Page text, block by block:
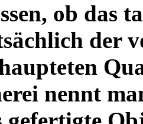
ob das
der
nennt